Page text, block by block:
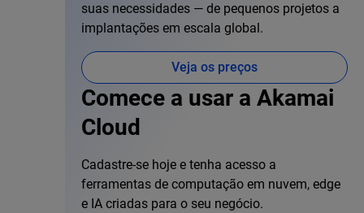
suas necessidades — de pequenos projetos a
implantações em escala global.
Veja os preços
Comece a usar a Akamai
Cloud
Cadastre-se hoje e tenha acesso a
ferramentas de computação em nuvem, edge
e IA criadas para o seu negócio.